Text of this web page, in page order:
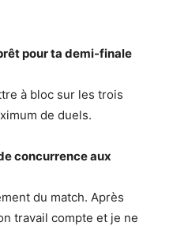
pour ta demi-finale
à bloc sur les trois
de duels.
concurrence aux
du match. Après
travail compte et je ne